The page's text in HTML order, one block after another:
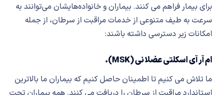
برای بیمار فراهم می کنند. بیماران و خانواده‌هایشان می‌توانند به
سرعت به طیف متنوعی از خدمات مراقبت از سرطان، از جمله
امکانات زیر دسترسی داشته باشند:
ام آر آی اسکلتی عضلانی (MSK).
ما تلاش می کنیم تا اطمینان حاصل کنیم که بیماران ما بالاترین